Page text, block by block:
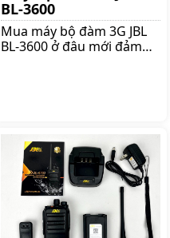
BL-3600
Mua máy bộ đàm 3G JBL
BL-3600 ở đâu mới đảm
Hiện nay trên thị trường
thiết bị này có rất nhiều
dòng máy khác nhau tuy
nhiên bộ đàm 3G JBL BL-
3600 vẫn được khách
hàng ưa chuộng hơn hẳn
Sản phẩm đang